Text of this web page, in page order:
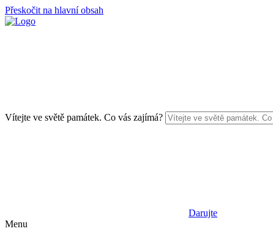
Přeskočit na hlavní obsah
Vítejte ve světě památek. Co vás zajímá?
Darujte
Menu